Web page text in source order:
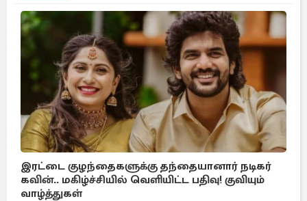
இரட்டை குழந்தைகளுக்கு தந்தையானார் நடிகர்
கவின்.. மகிழ்ச்சியில் வெளியிட்ட பதிவு! குவியும்
வாழ்த்துகள்